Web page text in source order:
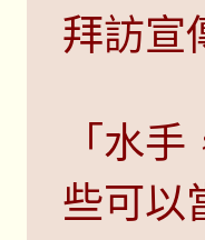
拜訪宣
「水
些可以